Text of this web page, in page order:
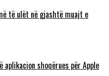
të ulët në gjashtë muajt e
aplikacion shoqërues për Apple